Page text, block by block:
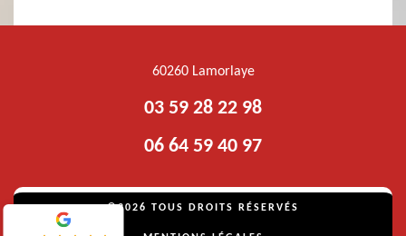
60260 Lamorlaye
03 59 28 22 98
06 64 59 40 97
©2026 TOUS DROITS RÉSERVÉS